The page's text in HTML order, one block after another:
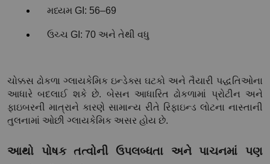
મધ્યમ GI: 56–69
ઉચ્ચ GI: 70 અને તેથી વધુ
ચોક્કસ ઢોકળા ગ્લાયકેમિક ઇન્ડેક્સ ઘટકો અને તૈયારી પદ્ધતિઓના
આધારે બદલાઈ શકે છે. બેસન આધારિત ઢોકળામાં પ્રોટીન અને
ફાઇબરની માત્રાને કારણે સામાન્ય રીતે રિફાઇન્ડ લોટના નાસ્તાની
તુલનામાં ઓછી ગ્લાયકેમિક અસર હોય છે.
આથો પોષક તત્વોની ઉપલબ્ધતા અને પાચનમાં પણ